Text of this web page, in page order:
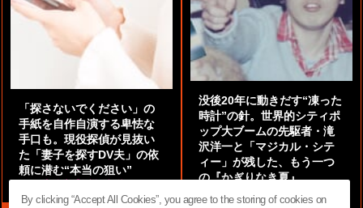
「探さないでください」の
手紙を自作自演する卑怯な
手口も。現役探偵が見抜い
た「妻子を探すDV夫」の依
頼に潜む“本当の狙い”
没後20年に動きだす“凍った
時計”の針。世界的シティポ
ップ大ブームの先駆者・滝
沢洋一と「マジカル・シテ
ィー」が残した、もう一つ
の『かぎりなき夏』
By clicking “Accept All Cookies”, you agree to the storing of cookies on